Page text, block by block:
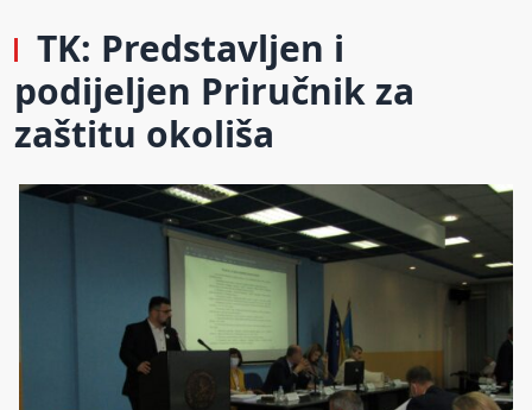
TK: Predstavljen i
podijeljen Priručnik za
zaštitu okoliša